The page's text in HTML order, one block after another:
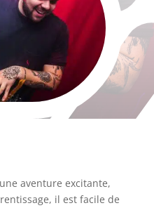
aventure excitante,
il est facile de